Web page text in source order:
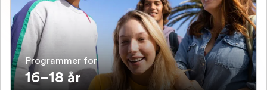
Programmer for
16–18 år